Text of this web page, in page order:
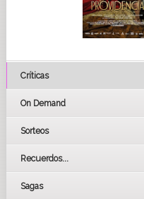
Críticas
On Demand
Sorteos
Recuerdos...
Sagas